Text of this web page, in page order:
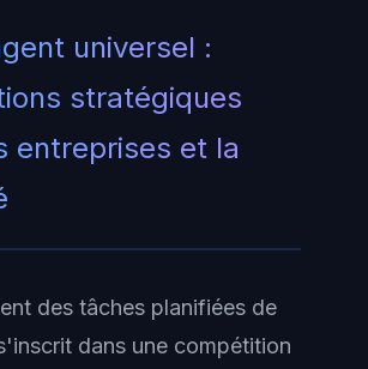
universel :
stratégiques
entreprises et la
des tâches planifiées de
dans une compétition